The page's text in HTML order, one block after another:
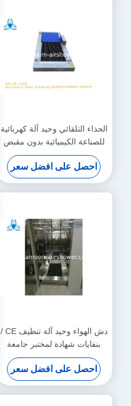
الحذاء التلقائي وحيد آلة كهربائية
للصناعة الكيميائية بدون مقبض
احصل على افضل سعر
دش الهواء وحيد آلة تنظيف CE /
بنفايات شهادة لمختبر جامعة
احصل على افضل سعر